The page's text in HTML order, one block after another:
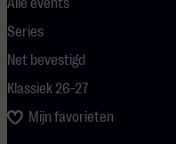
Alle events
Series
Net bevestigd
Klassiek 26-27
Mijn favorieten